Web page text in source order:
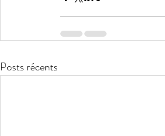
Posts récents